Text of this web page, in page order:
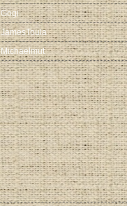
Gogi
JamesToula
Michaelmut